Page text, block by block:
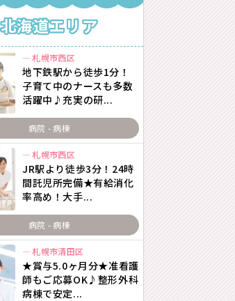
北海道エリア
札幌市西区
地下鉄駅から徒歩1分！
子育て中のナースも多数
活躍中♪充実の研...
病院 - 病棟
札幌市西区
JR駅より徒歩3分！24時
間託児所完備★有給消化
率高め！大手...
病院 - 病棟
札幌市清田区
★賞与5.0ヶ月分★准看護
師もご応募OK♪整形外科
病棟で安定...